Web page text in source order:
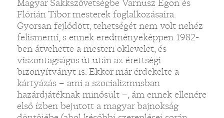
Magyar Sakkszövetségbe Varnusz Egon és
Flórián Tibor mesterek foglalkozásaira.
Gyorsan fejlődött, tehetségét nem volt nehéz
felismerni, s ennek eredményeképpen 1982-
ben átvehette a mesteri oklevelet, és
viszontagságos út után az érettségi
bizonyítványt is. Ekkor már érdekelte a
kártyázás – ami a szocializmusban
hazárdjátéknak minősült –, ám ennek ellenére
első ízben bejutott a magyar bajnokság